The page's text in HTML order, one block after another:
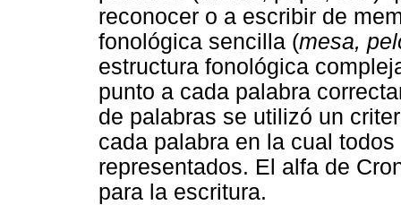
reconocer o a escribir de
fonológica sencilla (mesa,
estructura fonológica
punto a cada palabra
de palabras se utilizó un
cada palabra en la cual
representados. El alfa de
para la escritura.